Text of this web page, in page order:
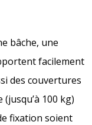
bâche, une
facilement
des couvertures
100 kg)
fixation soient